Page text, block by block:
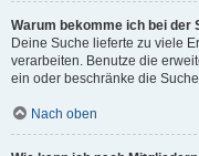
Warum bekomme ich bei der
Deine Suche lieferte zu viele
verarbeiten. Benutze die
ein oder beschränke die
Nach oben